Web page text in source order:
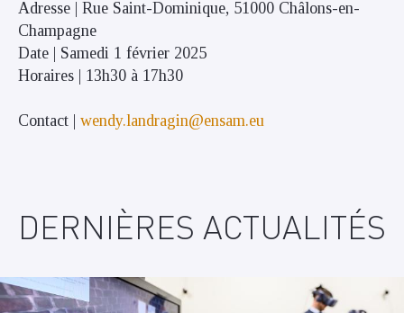
Adresse | Rue Saint-Dominique, 51000 Châlons-en-
Champagne
Date | Samedi 1 février 2025
Horaires | 13h30 à 17h30
Contact | wendy.landragin@ensam.eu
DERNIÈRES ACTUALITÉS